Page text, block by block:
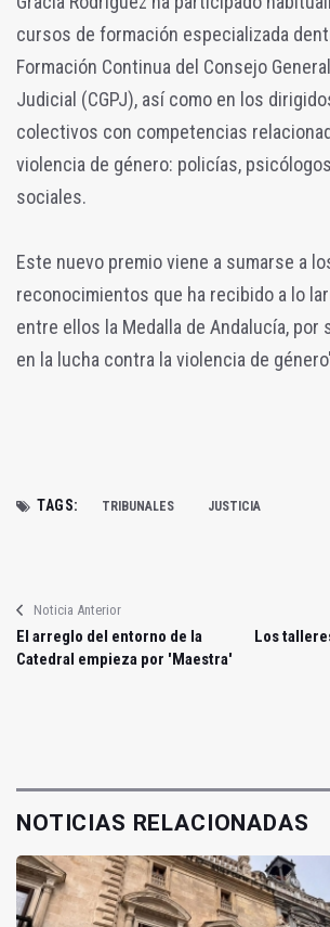
cursos de formación especializada
Formación Continua del Consejo
Judicial (CGPJ), así como en los
colectivos con competencias
violencia de género: policías,
sociales.
Este nuevo premio viene a sumarse a
reconocimientos que ha recibido a lo
entre ellos la Medalla de Andalucía, por
en la lucha contra la violencia de
TAGS: TRIBUNALES JUSTICIA
Noticia Anterior
El arreglo del entorno de la
Catedral empieza por 'Maestra'
Los
NOTICIAS RELACIONADAS